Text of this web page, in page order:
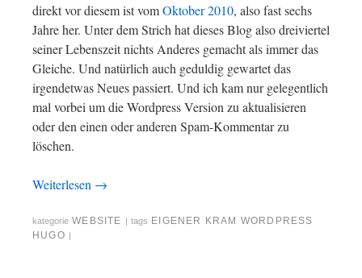
direkt vor diesem ist vomOktober 2010, also fast sechs
Jahre her. Unter dem Strich hat dieses Blog also dreiviertel
seiner Lebenszeit nichts Anderes gemacht als immer das
Gleiche. Und natürlich auch geduldig gewartet das
irgendetwas Neues passiert. Und ich kam nur gelegentlich
mal vorbei um die Wordpress Version zu aktualisieren
oder den einen oder anderen Spam-Kommentar zu
löschen.
Weiterlesen →
kategorie WEBSITE | tags EIGENER KRAM WORDPRESS
HUGO |